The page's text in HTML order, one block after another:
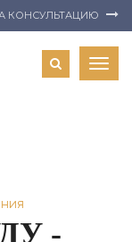
КОНСУЛЬТАЦИЮ
-